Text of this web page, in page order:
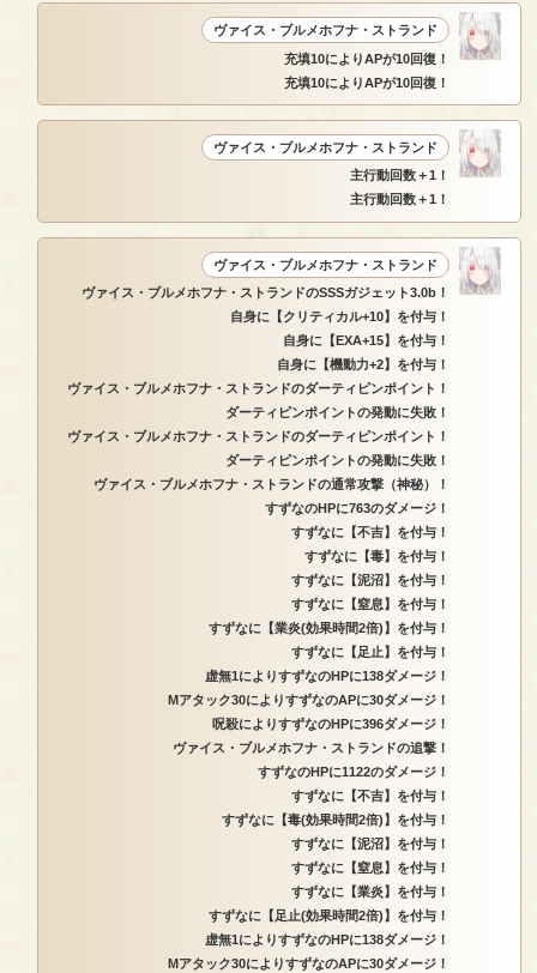
ヴァイス・ブルメホフナ・ストランド
充填10によりAPが10回復！
充填10によりAPが10回復！
ヴァイス・ブルメホフナ・ストランド
主行動回数＋1！
主行動回数＋1！
ヴァイス・ブルメホフナ・ストランド
ヴァイス・ブルメホフナ・ストランドのSSSガジェット3.0b！
自身に【クリティカル+10】を付与！
自身に【EXA+15】を付与！
自身に【機動力+2】を付与！
ヴァイス・ブルメホフナ・ストランドのダーティピンポイント！
ダーティピンポイントの発動に失敗！
ヴァイス・ブルメホフナ・ストランドのダーティピンポイント！
ダーティピンポイントの発動に失敗！
ヴァイス・ブルメホフナ・ストランドの通常攻撃（神秘）！
すずなのHPに763のダメージ！
すずなに【不吉】を付与！
すずなに【毒】を付与！
すずなに【泥沼】を付与！
すずなに【窒息】を付与！
すずなに【業炎(効果時間2倍)】を付与！
すずなに【足止】を付与！
虚無1によりすずなのHPに138ダメージ！
Mアタック30によりすずなのAPに30ダメージ！
呪殺によりすずなのHPに396ダメージ！
ヴァイス・ブルメホフナ・ストランドの追撃！
すずなのHPに1122のダメージ！
すずなに【不吉】を付与！
すずなに【毒(効果時間2倍)】を付与！
すずなに【泥沼】を付与！
すずなに【窒息】を付与！
すずなに【業炎】を付与！
すずなに【足止(効果時間2倍)】を付与！
虚無1によりすずなのHPに138ダメージ！
Mアタック30によりすずなのAPに30ダメージ！